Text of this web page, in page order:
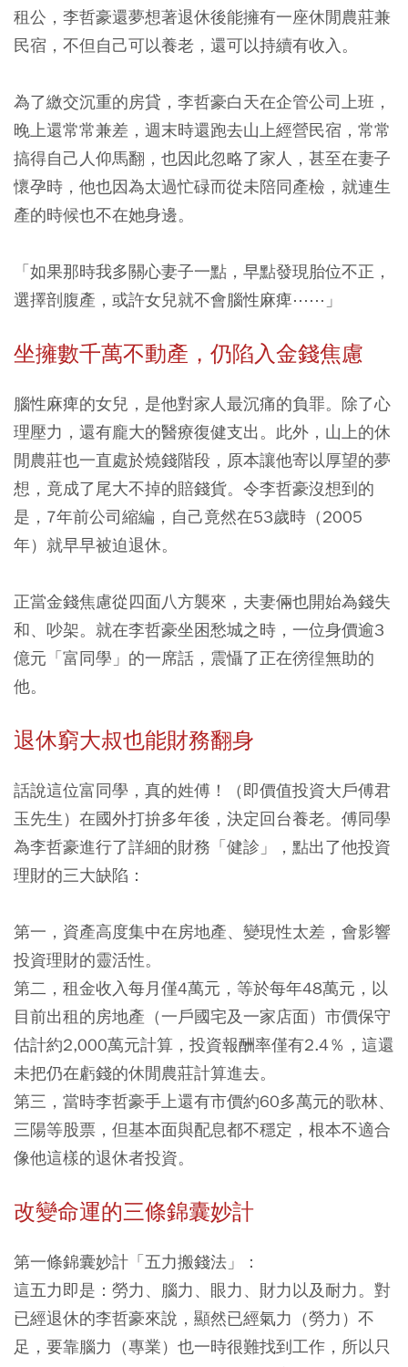
租公，李哲豪還夢想著退休後能擁有一座休閒農莊兼
民宿，不但自己可以養老，還可以持續有收入。
為了繳交沉重的房貸，李哲豪白天在企管公司上班，
晚上還常常兼差，週末時還跑去山上經營民宿，常常
搞得自己人仰馬翻，也因此忽略了家人，甚至在妻子
懷孕時，他也因為太過忙碌而從未陪同產檢，就連生
產的時候也不在她身邊。
「如果那時我多關心妻子一點，早點發現胎位不正，
選擇剖腹產，或許女兒就不會腦性麻痺⋯⋯」
坐擁數千萬不動產，仍陷入金錢焦慮
腦性麻痺的女兒，是他對家人最沉痛的負罪。除了心
理壓力，還有龐大的醫療復健支出。此外，山上的休
閒農莊也一直處於燒錢階段，原本讓他寄以厚望的夢
想，竟成了尾大不掉的賠錢貨。令李哲豪沒想到的
是，7年前公司縮編，自己竟然在53歲時（2005
年）就早早被迫退休。
正當金錢焦慮從四面八方襲來，夫妻倆也開始為錢失
和、吵架。就在李哲豪坐困愁城之時，一位身價逾3
億元「富同學」的一席話，震懾了正在徬徨無助的
他。
退休窮大叔也能財務翻身
話說這位富同學，真的姓傅！（即價值投資大戶傅君
玉先生）在國外打拚多年後，決定回台養老。傅同學
為李哲豪進行了詳細的財務「健診」，點出了他投資
理財的三大缺陷：
第一，資產高度集中在房地產、變現性太差，會影響
投資理財的靈活性。
第二，租金收入每月僅4萬元，等於每年48萬元，以
目前出租的房地產（一戶國宅及一家店面）市價保守
估計約2,000萬元計算，投資報酬率僅有2.4％，這還
未把仍在虧錢的休閒農莊計算進去。
第三，當時李哲豪手上還有市價約60多萬元的歌林、
三陽等股票，但基本面與配息都不穩定，根本不適合
像他這樣的退休者投資。
改變命運的三條錦囊妙計
第一條錦囊妙計「五力搬錢法」：
這五力即是：勞力、腦力、眼力、財力以及耐力。對
已經退休的李哲豪來說，顯然已經氣力（勞力）不
足，要靠腦力（專業）也一時很難找到工作，所以只